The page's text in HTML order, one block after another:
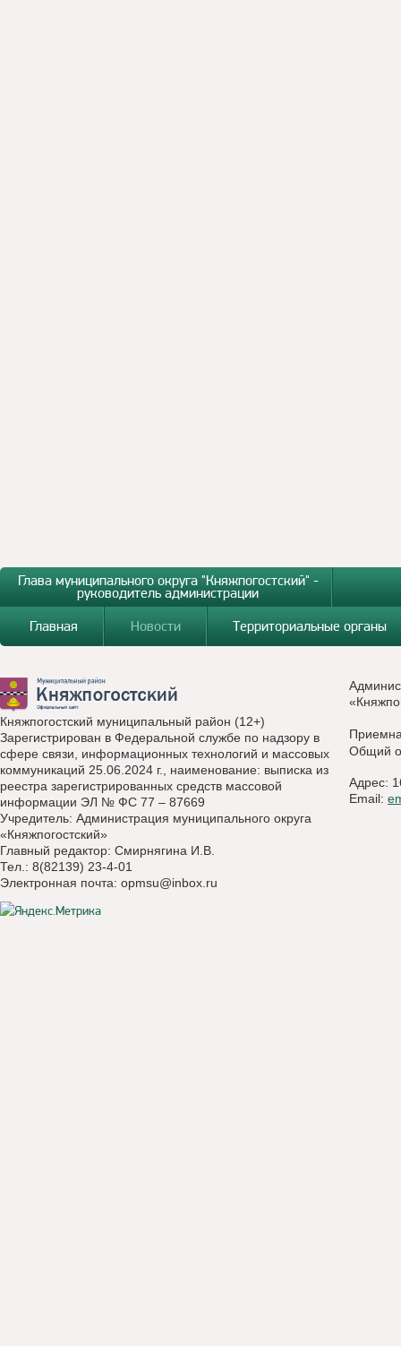
Глава муниципального округа "Княжпогостский" -
руководитель администрации
Главная
Новости Территориальные органы
Княжпогостский муниципальный район (12+)
Зарегистрирован в Федеральной службе по надзору в
сфере связи, информационных технологий и массовых
коммуникаций 25.06.2024 г., наименование: выписка из
реестра зарегистрированных средств массовой
информации ЭЛ № ФС 77 – 87669
Учредитель: Администрация муниципального округа
«Княжпогостский»
Главный редактор: Смирнягина И.В.
Тел.: 8(82139) 23-4-01
Электронная почта: opmsu@inbox.ru
Общий
Адрес:
Email: